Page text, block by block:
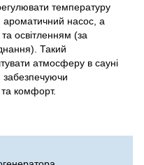
температуру
ароматичний насос, а
освітленням (за
Такий
атмосферу в сауні
комфорт.